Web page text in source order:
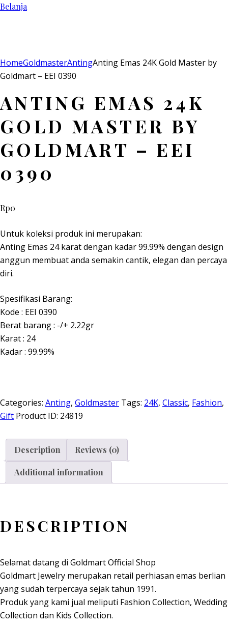
Belanja
HomeGoldmasterAntingAnting Emas 24K Gold Master by
Goldmart – EEI 0390
ANTING EMAS 24K
GOLD MASTER BY
GOLDMART – EEI
0390
Rp0
Untuk koleksi produk ini merupakan:
Anting Emas 24 karat dengan kadar 99.99% dengan design
anggun membuat anda semakin cantik, elegan dan percaya
diri.
Spesifikasi Barang:
Kode : EEI 0390
Berat barang : -/+ 2.22gr
Karat : 24
Kadar : 99.99%
Categories: Anting, Goldmaster Tags: 24K, Classic, Fashion,
Gift Product ID: 24819
Description Reviews (0)
Additional information
DESCRIPTION
Selamat datang di Goldmart Official Shop
Goldmart Jewelry merupakan retail perhiasan emas berlian
yang sudah terpercaya sejak tahun 1991.
Produk yang kami jual meliputi Fashion Collection, Wedding
Collection dan Kids Collection.